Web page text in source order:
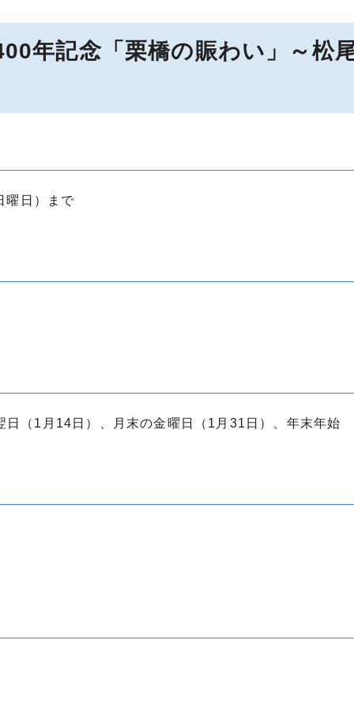
年記念「栗橋の賑わい」～松
曜日）まで
（1月14日）、月末の金曜日（1月31日）、年末年始